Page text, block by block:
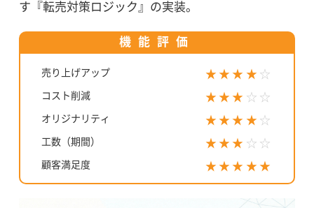
す『転売対策ロジック』の実装。
機能評価
売り上げアップ ★★★★ ☆
コスト削減 ★★★ ☆☆
オリジナリティ ★★★★ ☆
工数（期間） ★★★ ☆☆
顧客満足度 ★★★★★